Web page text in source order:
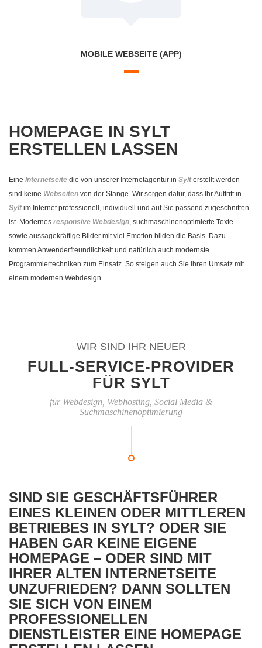
MOBILE WEBSEITE (APP)
HOMEPAGE IN SYLT
ERSTELLEN LASSEN
Eine Internetseite die von unserer Internetagentur in Sylterstellt werden
sind keine Webseiten von der Stange. Wir sorgen dafür, dass Ihr Auftritt in
Sylt im Internet professionell, individuell und auf Sie passend zugeschnitten
ist. Modernes responsive Webdesign, suchmaschinenoptimierte Texte
sowie aussagekräftige Bilder mit viel Emotion bilden die Basis. Dazu
kommen Anwenderfreundlichkeit und natürlich auch modernste
Programmiertechniken zum Einsatz. So steigen auch Sie Ihren Umsatz mit
einem modernen Webdesign.
WIR SIND IHR NEUER
FULL-SERVICE-PROVIDER
FÜR SYLT
für Webdesign, Webhosting, Social Media &
Suchmaschinenoptimierung
SIND SIE GESCHÄFTSFÜHRER
EINES KLEINEN ODER MITTLEREN
BETRIEBES IN SYLT? ODER SIE
HABEN GAR KEINE EIGENE
HOMEPAGE – ODER SIND MIT
IHRER ALTEN INTERNETSEITE
UNZUFRIEDEN? DANN SOLLTEN
SIE SICH VON EINEM
PROFESSIONELLEN
DIENSTLEISTER EINE HOMEPAGE